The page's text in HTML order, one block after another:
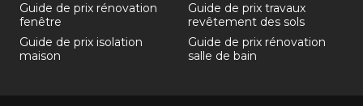
Guide de prix rénovation
fenêtre
Guide de prix isolation
maison
Guide de prix travaux
revêtement des sols
Guide de prix rénovation
salle de bain